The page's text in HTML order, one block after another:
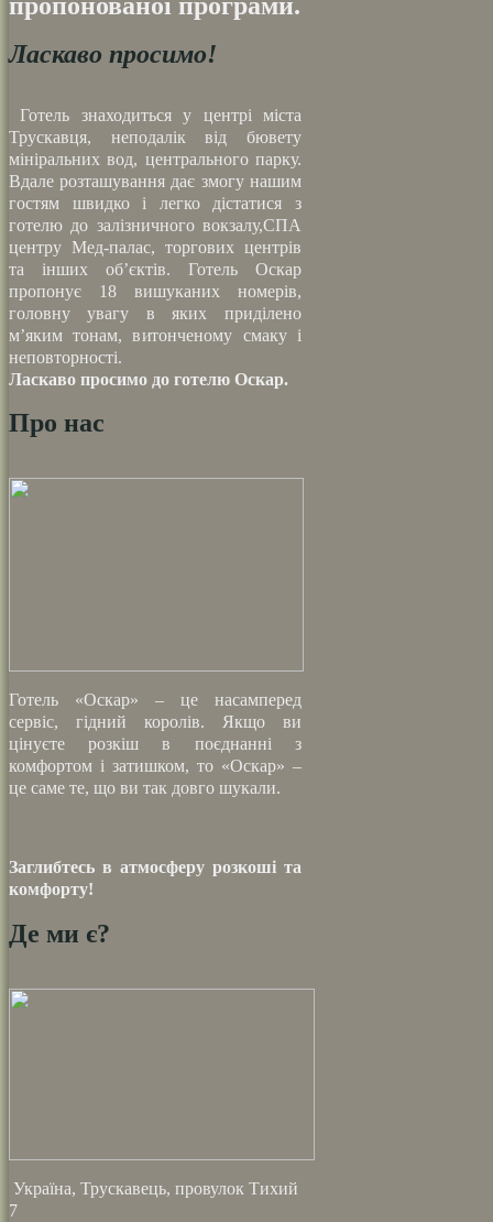
Ласкаво просимо!
Готель знаходиться у центрі міста
Трускавця, неподалік від бювету
мініральних вод, центрального парку.
Вдале розташування дає змогу нашим
гостям швидко і легко дістатися з
готелю до залізничного вокзалу,СПА
центру Мед-палас, торгових центрів
та інших об’єктів. Готель Оскар
пропонує 18 вишуканих номерів,
головну увагу в яких приділено
м’яким тонам, витонченому смаку і
неповторності.
Ласкаво просимо до готелю Оскар.
Про нас
Готель «Оскар» – це насамперед
сервіс, гідний королів. Якщо ви
цінуєтерозкіш в поєднанні з
комфортом і затишком, то «Оскар» –
це саме те, що ви так довго шукали.
Заглибтесь в атмосферу розкоші та
комфорту!
Де ми є?
Україна, Трускавець, провулок Тихий
7